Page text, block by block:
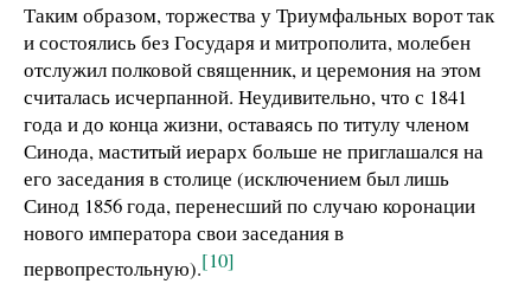
Таким образом, торжества у Триумфальных ворот так
и состоялись без Государя и митрополита, молебен
отслужил полковой священник, и церемония на этом
считалась исчерпанной. Неудивительно, что с 1841
года и до конца жизни, оставаясь по титулу членом
Синода, маститый иерарх больше не приглашался на
его заседания в столице (исключением был лишь
Синод 1856 года, перенесший по случаю коронации
нового императора свои заседания в
первопрестольную).[10]